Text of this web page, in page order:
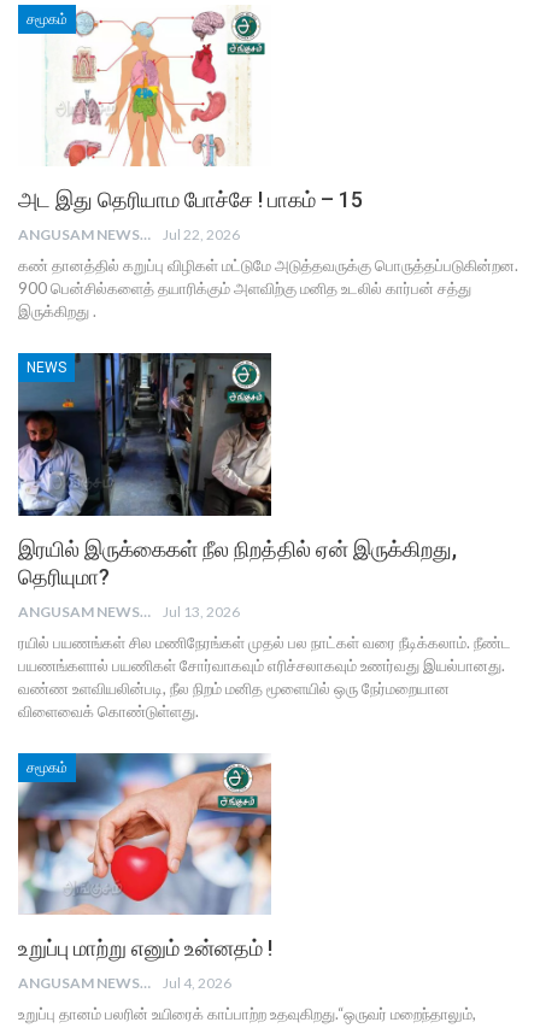
சமூகம்
அட இது தெரியாம போச்சே ! பாகம் – 15
ANGUSAM NEWS Jul 22, 2026
கண் தானத்தில் கறுப்பு விழிகள் மட்டுமே அடுத்தவருக்கு பொருத்தப்படுகின்றன.
900 பென்சில்களைத் தயாரிக்கும் அளவிற்கு மனித உடலில் கார்பன் சத்து
இருக்கிறது .
NEWS
இரயில் இருக்கைகள் நீல நிறத்தில் ஏன் இருக்கிறது,
தெரியுமா?
ANGUSAM NEWS Jul 13, 2026
ரயில் பயணங்கள் சில மணிநேரங்கள் முதல் பல நாட்கள் வரை நீடிக்கலாம். நீண்ட
பயணங்களால் பயணிகள் சோர்வாகவும் எரிச்சலாகவும் உணர்வது இயல்பானது.
வண்ண உளவியலின்படி, நீல நிறம் மனித மூளையில் ஒரு நேர்மறையான
விளைவைக் கொண்டுள்ளது.
சமூகம்
உறுப்பு மாற்று எனும் உன்னதம் !
ANGUSAM NEWS Jul 4, 2026
உறுப்பு தானம் பலரின் உயிரைக் காப்பாற்ற உதவுகிறது.“ஒருவர் மறைந்தாலும்,